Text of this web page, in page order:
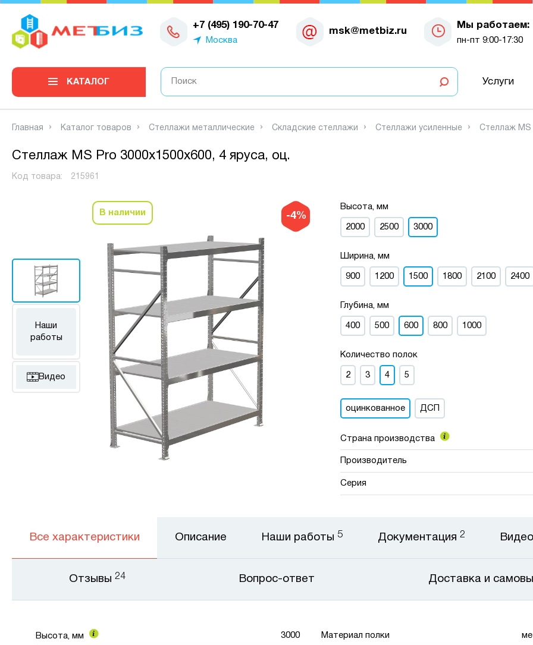
+7 (495) 190-70-47
Москва
msk@metbiz.ru
Мы работаем:
пн-пт 9:00-17:30
0
КАТАЛОГ Услуги
Главная Каталог товаров Стеллажи металлические Складские стеллажи Стеллажи усиленные Стеллаж MS
Стеллаж MS Pro 3000х1500х600, 4 яруса, оц.
Код товара: 215961
-4%
Наши
работы
Видео
В наличии
Высота, мм
2000 2500 3000
Ширина, мм
900 1200 1500 1800 2100 2400
Глубина, мм
400 500 600 800 1000
Количество полок
2 3 4 5
оцинкованное ДСП
Страна производства
Производитель
Серия
Все характеристики
Высота, мм 3000 Материал полки
Описание Наши работы 5 Документация2 Видео
Отзывы 24 Вопрос-ответ Доставка и